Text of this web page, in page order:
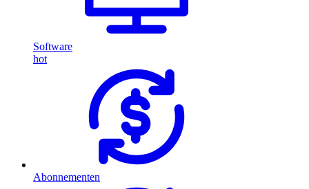
Software
hot
Abonnementen